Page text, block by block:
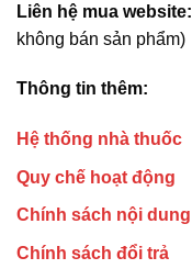
Liên hệ mua website:
không bán sản phẩm)
Thông tin thêm:
Hệ thống nhà thuốc
Quy chế hoạt động
Chính sách nội dung
Chính sách đổi trả